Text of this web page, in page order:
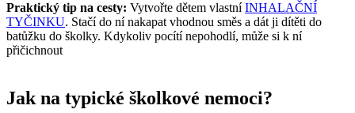
Praktický tip na cesty: Vytvořte dětem vlastníINHALAČNÍ
TYČINKU. Stačí do ní nakapat vhodnou směs a dát ji dítěti do
batůžku do školky. Kdykoliv pocítí nepohodlí, může si k ní
přičichnout
Jak na typické školkové nemoci?